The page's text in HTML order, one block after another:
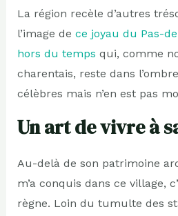
La région recèle d’autres
l’image de ce joyau du Pas-
hors du temps qui, comme
charentais, reste dans
célèbres mais n’en est pas
Un art de vivre à
Au-delà de son patrimoine
m’a conquis dans ce village,
règne. Loin du tumulte des